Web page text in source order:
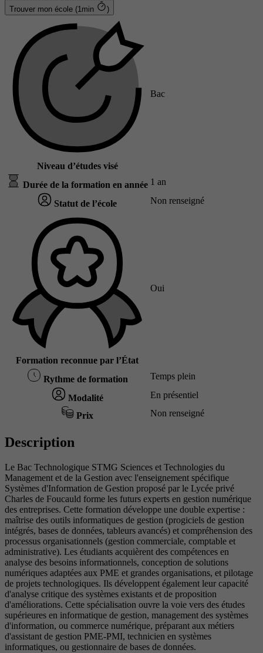
Trouver mon école (1min )
Niveau d’études visé
Bac
Durée de la formation en année 1 an
Statut de l’école Non renseigné
Formation reconnue par l’État
Oui
Rythme de formation Temps plein
Modalité En présentiel
Prix Non renseigné
Description
Le Bac Technologique STMG Sciences et Technologies du
Management et de la Gestion avec l'enseignement spécifique
Systèmes d'Information de Gestion proposé par le Lycée privé
Charles de Foucauld forme les futurs experts en gestion numérique
des entreprises. Cette formation développe une double expertise :
maîtrise des outils informatiques de gestion (progiciels de gestion
intégrés, bases de données, tableurs avancés) et compréhension des
processus organisationnels (gestion commerciale, comptable et
administrative). Les étudiants acquièrent des compétences en
analyse des besoins informationnels, conception de solutions
numériques adaptées aux PME et grandes organisations, et pilotage
de projets technologiques. Ils développent également leur capacité
d'analyse critique des systèmes existants et de proposition
d'améliorations. Cette spécialisation ouvre la voie vers des études
supérieures en informatique de gestion, management des systèmes
d'information, ou commerce numérique, préparant aux métiers
d'assistant de gestion PME-PMI, technicien en systèmes
informatiques, ou gestionnaire de bases de données.